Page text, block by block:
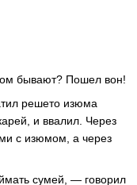
бывают? Пошел вон!
решето изюма
и ввалил. Через
с изюмом, а через
сумей, — говорил